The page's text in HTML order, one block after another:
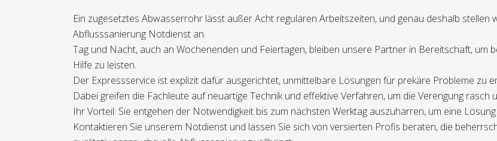
Ein zugesetztes Abwasserrohr lässt außer Acht regulären Arbeitszeiten, und genau deshalb stellen
Abflusssanierung Notdienst an.
Tag und Nacht, auch an Wochenenden und Feiertagen, bleiben unsere Partner in Bereitschaft,
Hilfe zu leisten.
Der Expressservice ist explizit dafür ausgerichtet, unmittelbare Lösungen für prekäre Probleme zu
Dabei greifen die Fachleute auf neuartige Technik und effektive Verfahren, um die Verengung rasch
Ihr Vorteil: Sie entgehen der Notwendigkeit bis zum nächsten Werktag auszuharren, um eine
Kontaktieren Sie unserem Notdienst und lassen Sie sich von versierten Profis beraten, die